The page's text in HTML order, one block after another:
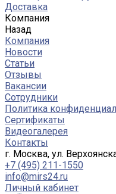
Доставка
Компания
Назад
Компания
Новости
Статьи
Отзывы
Вакансии
Сотрудники
Политика
Сертификаты
Видеогалерея
Контакты
г. Москва, ул.
+7 (495) 211-1550
info@mirs24.ru
Личный кабинет